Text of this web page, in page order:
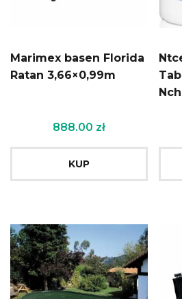
Marimex basen Florida
Ratan 3,66×0,99m
888.00 zł
KUP